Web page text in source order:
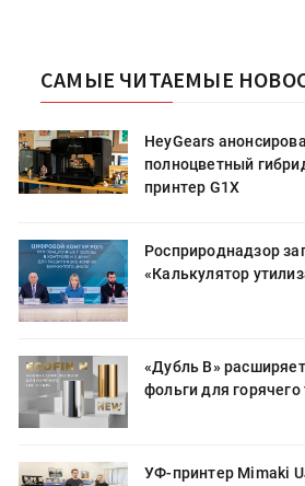
САМЫЕ ЧИТАЕМЫЕ
HeyGears
полноцветный
принтер G1X
Росприроднадзор
«Калькулятор
«Дубль В»
фольги для горячего
УФ-принтер Mimaki